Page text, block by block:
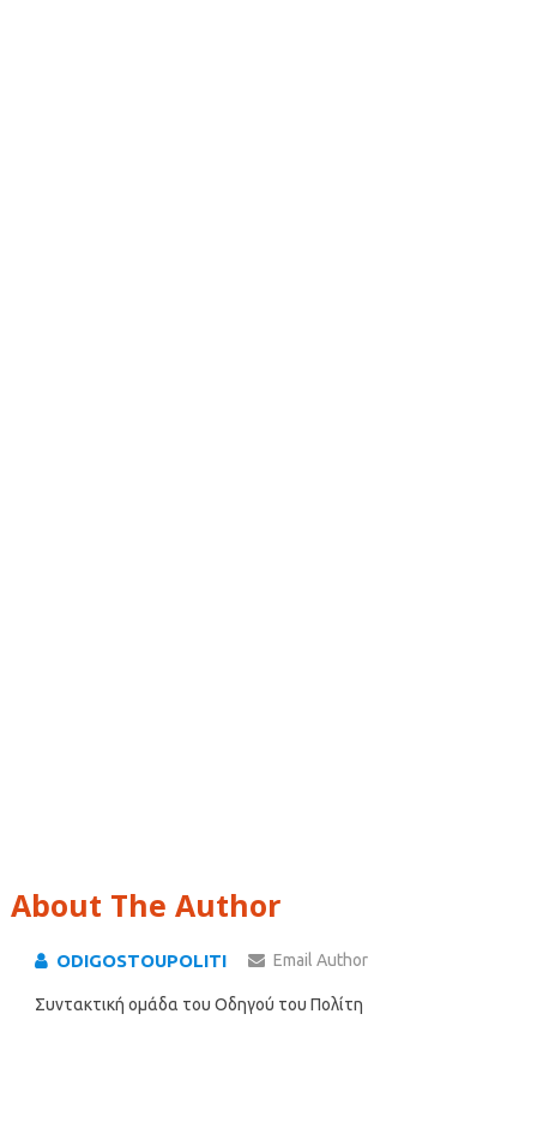
About The Author
ODIGOSTOUPOLITI Email Author
Συντακτική ομάδα του Οδηγού του Πολίτη